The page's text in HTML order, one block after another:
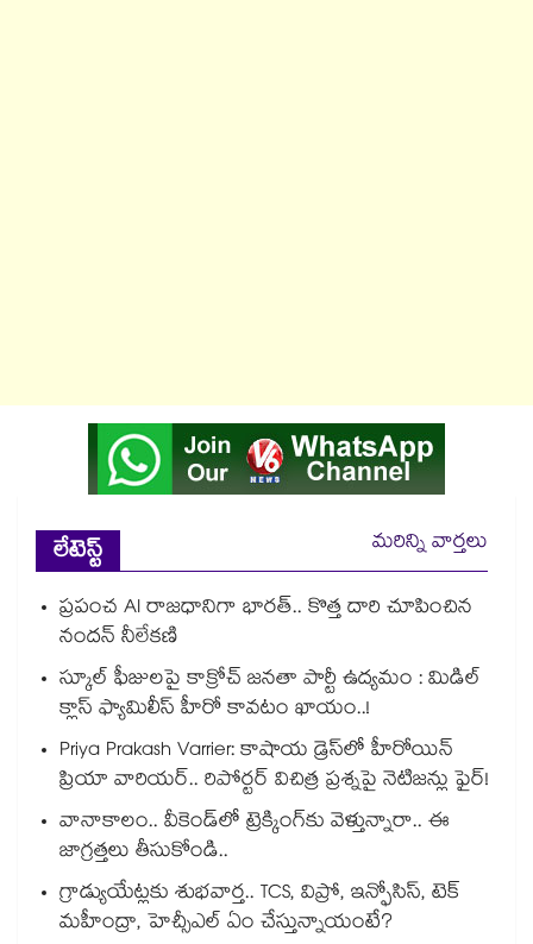
లేటెస్ట్
మరిన్ని వార్తలు
ప్రపంచ AI రాజధానిగా భారత్.. కొత్త దారి చూపించిన
నందన్ నీలేకణి
స్కూల్ ఫీజులపై కాక్రోచ్ జనతా పార్టీ ఉద్యమం : మిడిల్
క్లాస్ ఫ్యామిలీస్ హీరో కావటం ఖాయం..!
Priya Prakash Varrier: కాషాయ డ్రెస్⁭లో హీరోయిన్
ప్రియా వారియర్.. రిపోర్టర్ విచిత్ర ప్రశ్నపై నెటిజన్లు ఫైర్!
వానాకాలం.. వీకెండ్‏లో ట్రెక్కింగ్‎కు వెళ్తున్నారా.. ఈ
జాగ్రత్తలు తీసుకోండి..
గ్రాడ్యుయేట్లకు శుభవార్త.. TCS, విప్రో, ఇన్ఫోసిస్, టెక్
మహీంద్రా, హెచ్సీఎల్ ఏం చేస్తున్నాయంటే?